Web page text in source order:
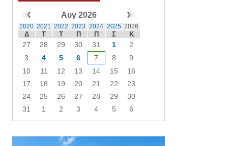
Αυγ 2026
2020 2021 2022 2023 2024 2025 2026
Δ Τ Τ Π Π Σ Κ
27 28 29 30 31 1
2
3
4 5 6 7 8
9
10
11 12 13 14 15
16
17
18 19 20 21 22
23
24
25 26 27 28 29
30
31
1 2 3 4 5 6